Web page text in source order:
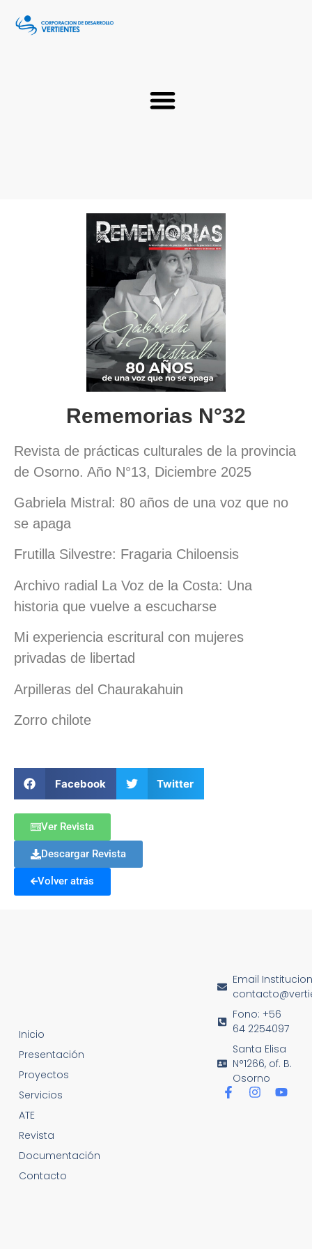
Rememorias N°32
Revista de prácticas culturales de la provincia
de Osorno. Año N°13, Diciembre 2025
Gabriela Mistral: 80 años de una voz que no
se apaga
Frutilla Silvestre: Fragaria Chiloensis
Archivo radial La Voz de la Costa: Una
historia que vuelve a escucharse
Mi experiencia escritural con mujeres
privadas de libertad
Arpilleras del Chaurakahuin
Zorro chilote
Facebook Twitter
Ver Revista
Descargar Revista
Volver atrás
Email
Fono: +56
64 2254097
Santa Elisa
N°1266, of. B.
Osorno
Inicio
Presentación
Proyectos
Servicios
ATE
Revista
Documentación
Contacto